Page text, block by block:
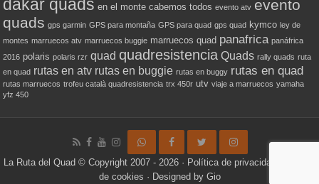
dakar quads en el monte cabemos todos evento atv evento
quads gps garmin GPS para montaña GPS para quad gps quad kymco ley de
montes marruecos atv marruecos buggie marruecos quad panafrica panáfrica
2016 polaris polaris rzr quad quadresistencia Quads rally quads ruta
en quad rutas en atv rutas en buggie rutas en buggy rutas en quad
rutas marruecos trofeu català quadresistencia trx 450r utv viaje a marruecos yamaha
yfz 450
La Ruta del Quad © Copyright 2007 - 2026 · Política de privacidad
de cookies · Designed by Gio